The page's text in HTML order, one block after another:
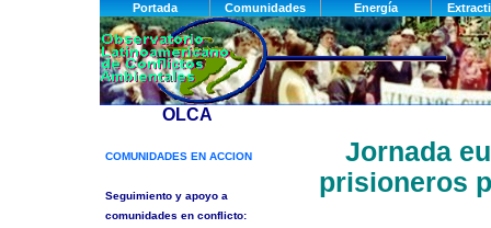
Jornada
prisioneros